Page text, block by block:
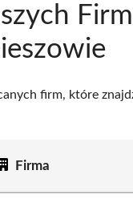
firm, które
Firma